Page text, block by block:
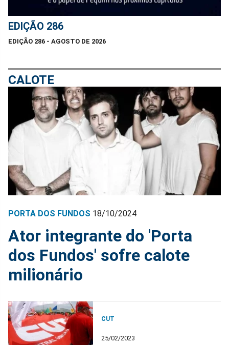
EDIÇÃO 286
EDIÇÃO 286 - AGOSTO DE 2026
CALOTE
PORTA DOS FUNDOS 18/10/2024
Ator integrante do 'Porta
dos Fundos' sofre calote
milionário
CUT
25/02/2023